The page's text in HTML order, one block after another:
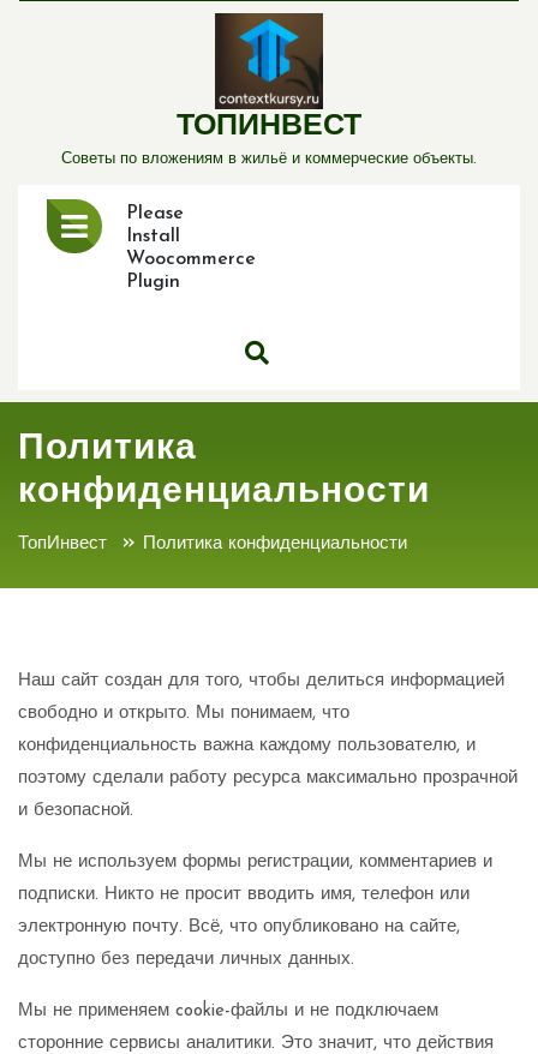
ТОПИНВЕСТ
Советы по вложениям в жильё и коммерческие объекты.
Открыть
менюPlease
Install
Woocommerce
Plugin
Политика
конфиденциальности
ТопИнвест » Политика конфиденциальности
Наш сайт создан для того, чтобы делиться информацией
свободно и открыто. Мы понимаем, что
конфиденциальность важна каждому пользователю, и
поэтому сделали работу ресурса максимально прозрачной
и безопасной.
Мы не используем формы регистрации, комментариев и
подписки. Никто не просит вводить имя, телефон или
электронную почту. Всё, что опубликовано на сайте,
доступно без передачи личных данных.
Мы не применяем cookie-файлы и не подключаем
сторонние сервисы аналитики. Это значит, что действия